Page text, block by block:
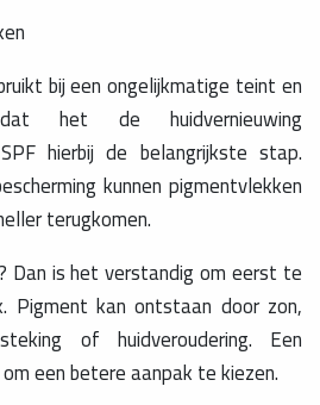
bij een ongelijkmatige teint en
het de huidvernieuwing
hierbij de belangrijkste stap.
kunnen pigmentvlekken
terugkomen.
Dan is het verstandig om eerst te
Pigment kan ontstaan door zon,
of huidveroudering. Een
een betere aanpak te kiezen.